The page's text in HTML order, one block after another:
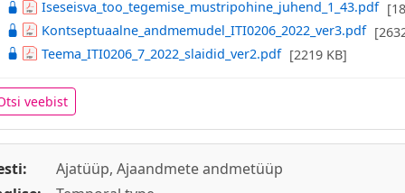
Iseseisva_too_tegemise_mustripohine_juhend_1_43.pdf
Kontseptuaalne_andmemudel_ITI0206_2022_ver3.pdf
Teema_ITI0206_7_2022_slaidid_ver2.pdf [2219 KB]
veebist
Ajatüüp, Ajaandmete andmetüüp